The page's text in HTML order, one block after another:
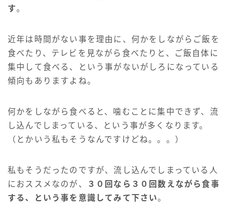
す。
近年は時間がない事を理由に、何かをしながらご飯を
食べたり、テレビを見ながら食べたりと、ご飯自体に
集中して食べる、という事がないがしろになっている
傾向もありますよね。
何かをしながら食べると、噛むことに集中できず、流
し込んでしまっている、という事が多くなります。
（とかいう私もそうなんですけどね。。。）
私もそうだったのですが、流し込んでしまっている人
におススメなのが、
３０回なら３０回数えながら食事
する、という事を意識してみて下さい。